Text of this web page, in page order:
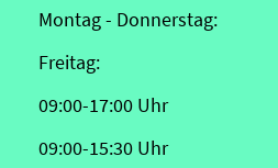
Montag - Donnerstag:
Freitag:
09:00-17:00 Uhr
09:00-15:30 Uhr